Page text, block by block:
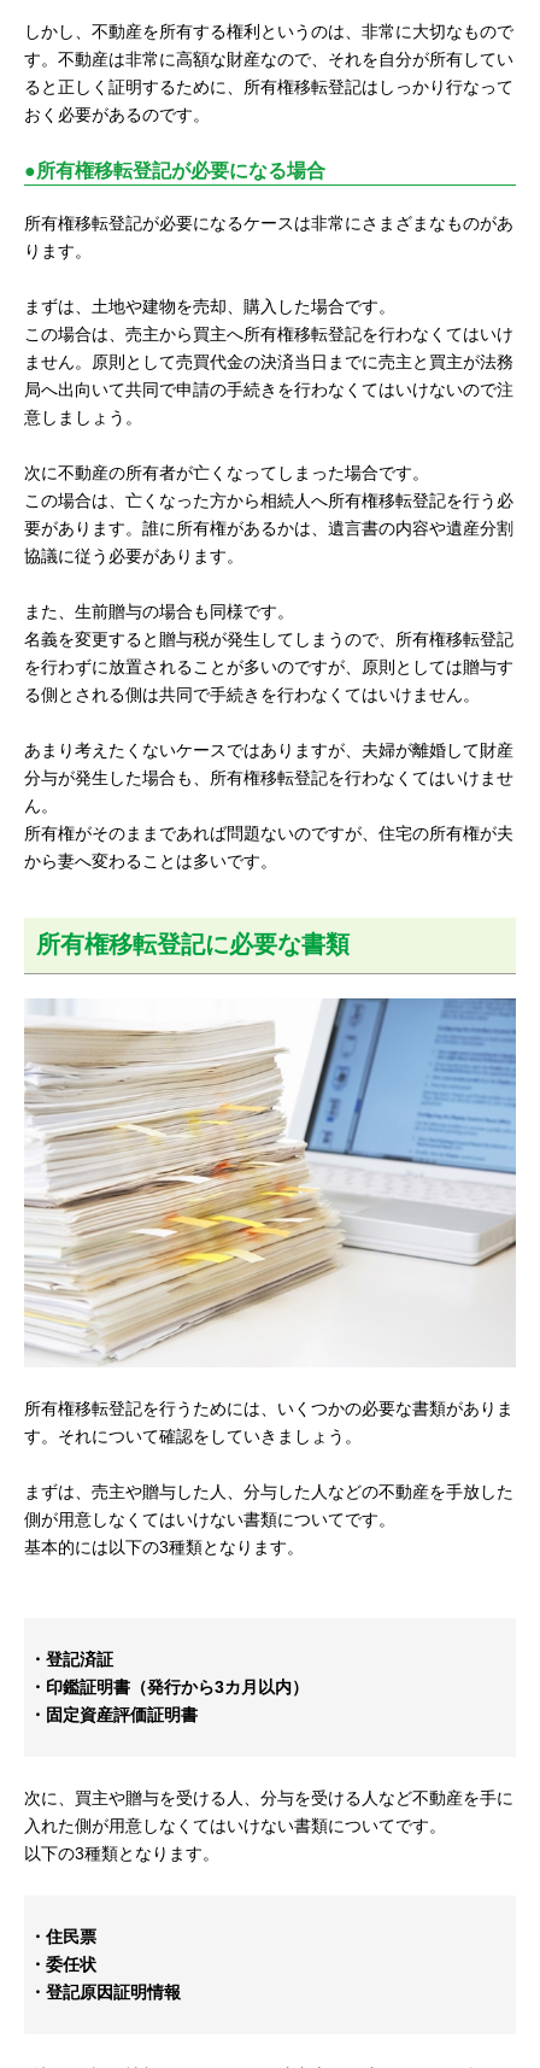
しかし、不動産を所有する権利というのは、非常に大切なもので
す。不動産は非常に高額な財産なので、それを自分が所有してい
ると正しく証明するために、所有権移転登記はしっかり行なって
おく必要があるのです。
●所有権移転登記が必要になる場合
所有権移転登記が必要になるケースは非常にさまざまなものがあ
ります。
まずは、土地や建物を売却、購入した場合です。
この場合は、売主から買主へ所有権移転登記を行わなくてはいけ
ません。原則として売買代金の決済当日までに売主と買主が法務
局へ出向いて共同で申請の手続きを行わなくてはいけないので注
意しましょう。
次に不動産の所有者が亡くなってしまった場合です。
この場合は、亡くなった方から相続人へ所有権移転登記を行う必
要があります。誰に所有権があるかは、遺言書の内容や遺産分割
協議に従う必要があります。
また、生前贈与の場合も同様です。
名義を変更すると贈与税が発生してしまうので、所有権移転登記
を行わずに放置されることが多いのですが、原則としては贈与す
る側とされる側は共同で手続きを行わなくてはいけません。
あまり考えたくないケースではありますが、夫婦が離婚して財産
分与が発生した場合も、所有権移転登記を行わなくてはいけませ
ん。
所有権がそのままであれば問題ないのですが、住宅の所有権が夫
から妻へ変わることは多いです。
所有権移転登記に必要な書類
所有権移転登記を行うためには、いくつかの必要な書類がありま
す。それについて確認をしていきましょう。
まずは、売主や贈与した人、分与した人などの不動産を手放した
側が用意しなくてはいけない書類についてです。
基本的には以下の3種類となります。
・登記済証
・印鑑証明書（発行から3カ月以内）
・固定資産評価証明書
次に、買主や贈与を受ける人、分与を受ける人など不動産を手に
入れた側が用意しなくてはいけない書類についてです。
以下の3種類となります。
・住民票
・委任状
・登記原因証明情報